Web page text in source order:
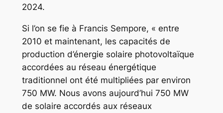
2024.
Si l’on se fie à Francis Sempore, « entre
2010 et maintenant, les capacités de
production d’énergie solaire photovoltaïque
accordées au réseau énergétique
traditionnel ont été multipliées par environ
750 MW. Nous avons aujourd’hui 750 MW
de solaire accordés aux réseaux